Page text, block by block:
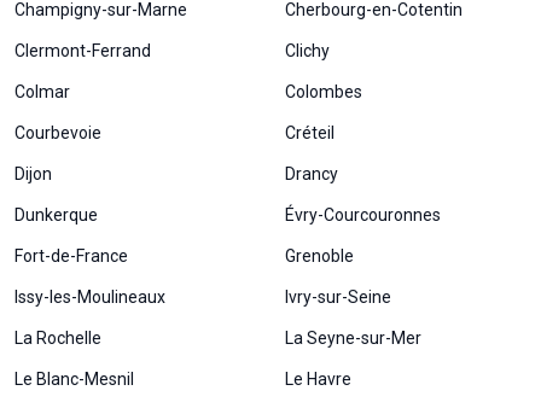
Champigny-sur-Marne Cherbourg-en-Cotentin
Clermont-Ferrand Clichy
Colmar Colombes
Courbevoie Créteil
Dijon Drancy
Dunkerque Évry-Courcouronnes
Fort-de-France Grenoble
Issy-les-Moulineaux Ivry-sur-Seine
La Rochelle La Seyne-sur-Mer
Le Blanc-Mesnil Le Havre